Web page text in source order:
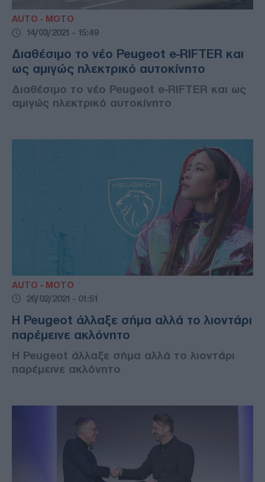
AUTO - MOTO
14/03/2021 - 15:49
Διαθέσιμο το νέο Peugeot e-RIFTER και
ως αμιγώς ηλεκτρικό αυτοκίνητο
Διαθέσιμο το νέο Peugeot e-RIFTER και ως
αμιγώς ηλεκτρικό αυτοκίνητο
AUTO - MOTO
26/02/2021 - 01:51
Η Peugeot άλλαξε σήμα αλλά το λιοντάρι
παρέμεινε ακλόνητο
Η Peugeot άλλαξε σήμα αλλά το λιοντάρι
παρέμεινε ακλόνητο